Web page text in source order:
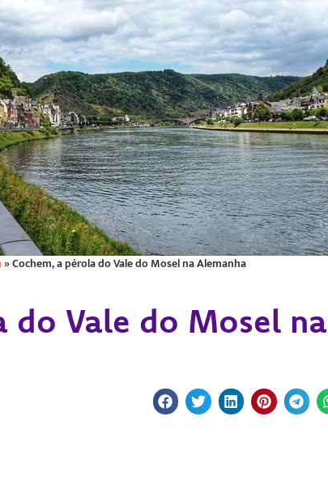
»Cochem, a pérola do Vale do Mosel na Alemanha
do Vale do Mosel na